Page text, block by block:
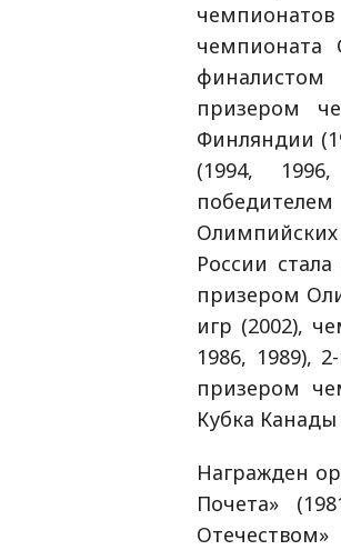
чемпионата
призером
Финляндии
(1994,
России
призером
игр (2002),
1986, 1989),
призером
Кубка Канады
Награжден
Почета»